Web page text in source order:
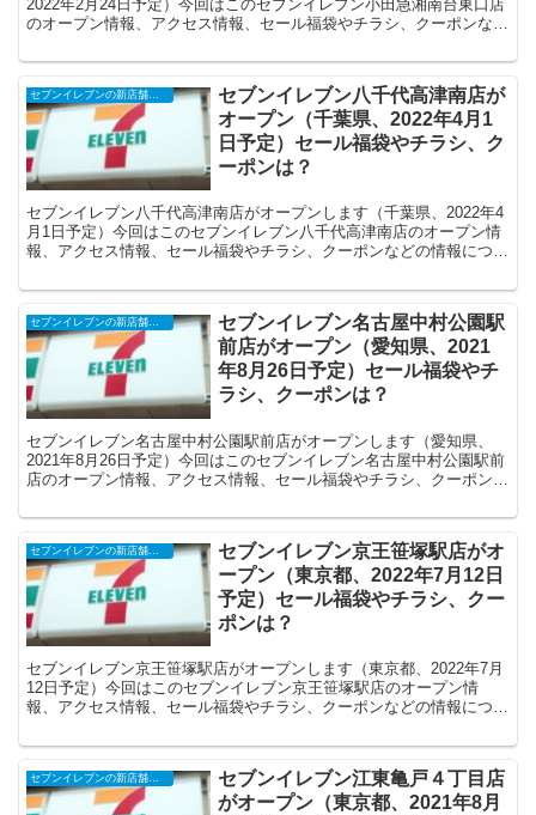
2022年2月24日予定）今回はこのセブンイレブン小田急湘南台東口店
のオープン情報、アクセス情報、セール福袋やチラシ、クーポンなど
セブンイレブン八千代高津南店が
オープン（千葉県、2022年4月1
日予定）セール福袋やチラシ、ク
ーポンは？
セブンイレブン八千代高津南店がオープンします（千葉県、2022年4
月1日予定）今回はこのセブンイレブン八千代高津南店のオープン情
報、アクセス情報、セール福袋やチラシ、クーポンなどの情報につい
セブンイレブンの新店舗開店予定・オープンセール（福袋）、クーポンなど
セブンイレブン名古屋中村公園駅
前店がオープン（愛知県、2021
年8月26日予定）セール福袋やチ
ラシ、クーポンは？
セブンイレブン名古屋中村公園駅前店がオープンします（愛知県、
2021年8月26日予定）今回はこのセブンイレブン名古屋中村公園駅前
店のオープン情報、アクセス情報、セール福袋やチラシ、クーポンな
セブンイレブン京王笹塚駅店がオ
ープン（東京都、2022年7月12日
予定）セール福袋やチラシ、クー
ポンは？
セブンイレブン京王笹塚駅店がオープンします（東京都、2022年7月
12日予定）今回はこのセブンイレブン京王笹塚駅店のオープン情
報、アクセス情報、セール福袋やチラシ、クーポンなどの情報につい
セブンイレブンの新店舗開店予定・オープンセール（福袋）、クーポンなど
セブンイレブン江東亀戸４丁目店
がオープン（東京都、2021年8月